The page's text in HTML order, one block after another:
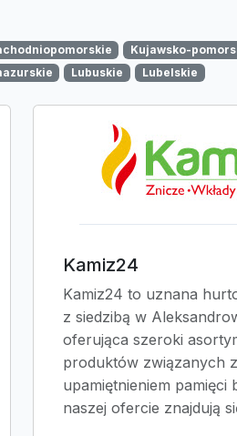
Kujawsko-
Lubuskie Lubelskie
Kamiz24
Kamiz24 to uznana
z siedzibą w
oferująca szeroki
produktów związanych z
upamiętnieniem pamięci
naszej ofercie znajdują